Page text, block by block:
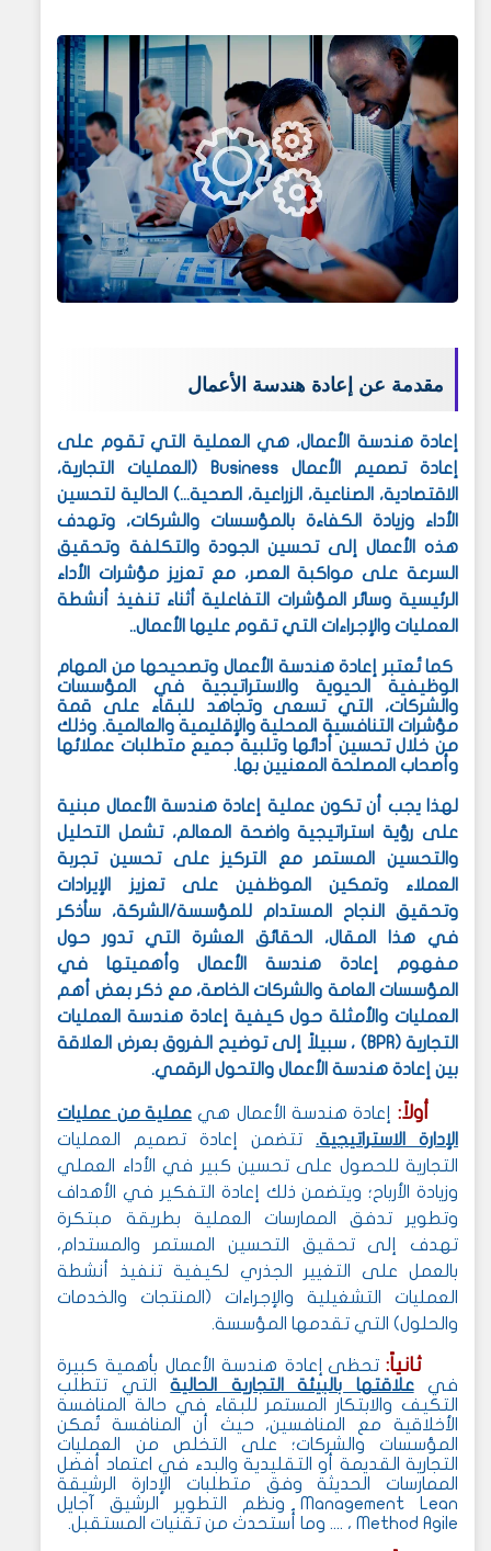
مقدمة عن إعادة هندسة الأعمال
إعادة هندسة الأعمال، هي العملية التي تقوم على
إعادة تصميم الأعمال Business (العمليات التجارية،
الاقتصادية، الصناعية، الزراعية، الصحية...) الحالية لتحسين
الأداء وزيادة الكفاءة بالمؤسسات والشركات، وتهدف
هذه الأعمال إلى تحسين الجودة والتكلفة وتحقيق
السرعة على مواكبة العصر، مع تعزيز مؤشرات الأداء
الرئيسية وسائر المؤشرات التفاعلية أثناء تنفيذ أنشطة
العمليات والإجراءات التي تقوم عليها الأعمال..
كما تُعتبر إعادة هندسة الأعمال وتصحيحها من المهام
الوظيفية الحيوية والاستراتيجية في المؤسسات
والشركات، التي تسعى وتجاهد للبقاء على قمة
مؤشرات التنافسية المحلية والإقليمية والعالمية. وذلك
من خلال تحسين أدائها وتلبية جميع متطلبات عملائها
وأصحاب المصلحة المعنيين بها.
لهذا يجب أن تكون عملية إعادة هندسة الأعمال مبنية
على رؤية استراتيجية واضحة المعالم، تشمل التحليل
والتحسين المستمر مع التركيز على تحسين تجربة
العملاء وتمكين الموظفين على تعزيز الإيرادات
وتحقيق النجاح المستدام للمؤسسة/الشركة، سأذكر
في هذا المقال، الحقائق العشرة التي تدور حول
مفهوم إعادة هندسة الأعمال وأهميتها
في
المؤسسات العامة والشركات الخاصة، مع ذكر بعض أهم
العمليات والأمثلة حول كيفية إعادة هندسة العمليات
التجارية (BPR) ، سبيلاً إلى توضيح الفروق بعرض العلاقة
بين إعادة هندسة الأعمال والتحول الرقمي.
أولاً: إعادة هندسة الأعمال هيعملية من عمليات
الإدارة الاستراتيجية.تتضمن إعادة تصميم العمليات
التجارية للحصول على تحسين كبير في الأداء العملي
وزيادة الأرباح؛ ويتضمن ذلك إعادة التفكير في الأهداف
وتطوير تدفق الممارسات العملية بطريقة مبتكرة
تهدف إلى تحقيق التحسين المستمر والمستدام،
بالعمل على التغيير الجذري لكيفية تنفيذ أنشطة
العمليات التشغيلية والإجراءات (المنتجات والخدمات
والحلول) التي تقدمها المؤسسة.
ثانياً: تحظى إعادة هندسة الأعمال بأهمية كبيرة
فيعلاقتها بالبيئة التجارية الحالية
التي تتطلب
التكيف والابتكار المستمر للبقاء في حالة المنافسة
الأخلاقية مع المنافسين، حيث أن المنافسة تُمكن
المؤسسات والشركات؛ على التخلص من العمليات
التجارية القديمة أو التقليدية والبدء في اعتماد أفضل
الممارسات الحديثة وفق متطلبات
الإدارة الرشيقة
Lean
Management
ونظم التطوير الرشيق آجايل
Agile
Method ، .... وما أُستحدث من تقنيات المستقبل.